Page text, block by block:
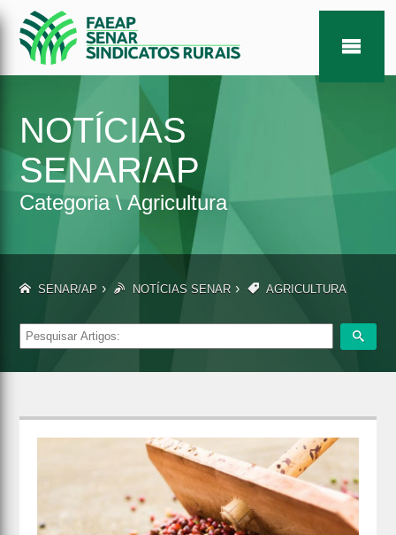
NOTÍCIAS
SENAR/AP
Categoria \ Agricultura
SENAR/AP › NOTÍCIAS SENAR › AGRICULTURA